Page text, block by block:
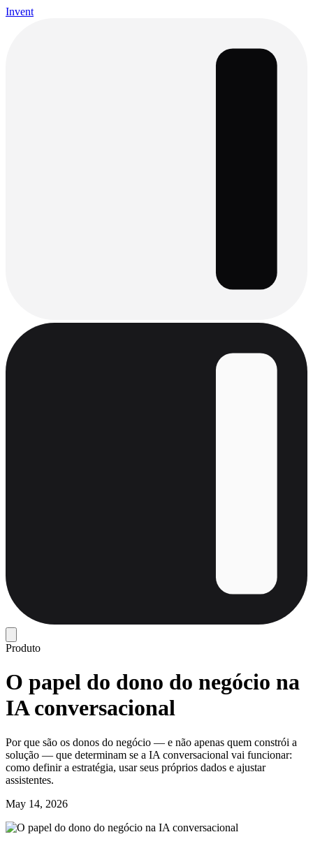
Invent
Produto
O papel do dono do negócio na
IA conversacional
Por que são os donos do negócio — e não apenas quem constrói a
solução — que determinam se a IA conversacional vai funcionar:
como definir a estratégia, usar seus próprios dados e ajustar
assistentes.
May 14, 2026